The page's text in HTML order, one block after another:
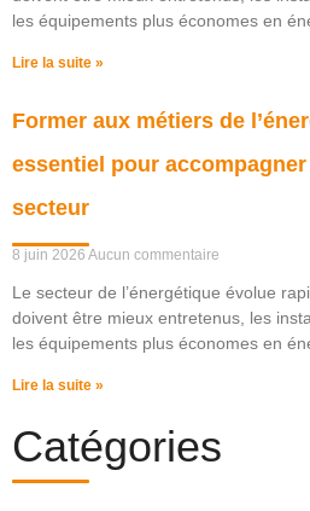
les équipements plus économes en
Lire la suite »
Former aux métiers de
essentiel pour
secteur
8 juin 2026 Aucun commentaire
Le secteur de l’énergétique évolue
doivent être mieux entretenus, les
les équipements plus économes en
Lire la suite »
Catégories